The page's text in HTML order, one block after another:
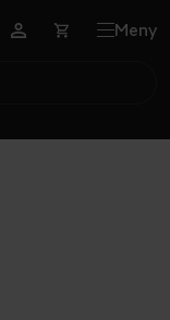
Meny